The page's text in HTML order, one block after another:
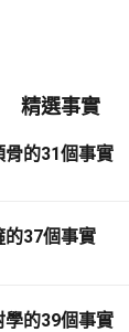
精選事實
骨的31個事實
的37個事實
學的39個事實